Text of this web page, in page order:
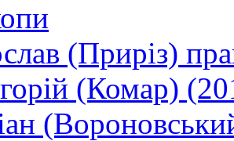
(Приріз)
(Комар)